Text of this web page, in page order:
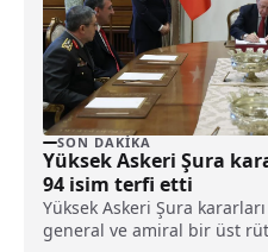
SON DAKIKA
Yüksek Askeri Şura
94 isim terfi etti
Yüksek Askeri Şura
general ve amiral bir üst